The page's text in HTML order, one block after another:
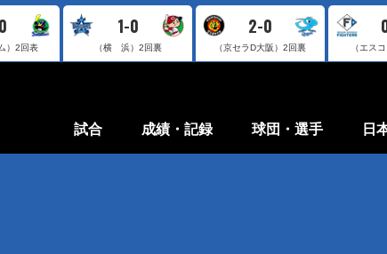
） 2回表
1-0
（横 浜） 2回裏
2-0
（京セラD大阪） 2回裏 （エスコ
試合 成績・記録 球団・選手 日